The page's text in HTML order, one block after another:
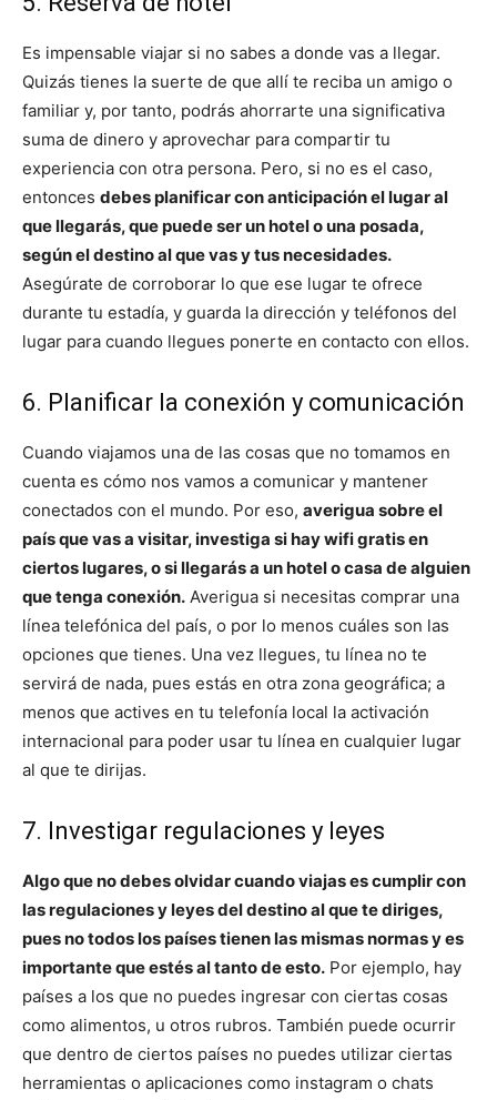
Es impensable viajar si no sabes a donde vas a llegar.
Quizás tienes la suerte de que allí te reciba un amigo o
familiar y, por tanto, podrás ahorrarte una significativa
suma de dinero y aprovechar para compartir tu
experiencia con otra persona. Pero, si no es el caso,
entonces debes planificar con anticipación el lugar al
que llegarás, que puede ser un hotel o una posada,
según el destino al que vas y tus necesidades.
Asegúrate de corroborar lo que ese lugar te ofrece
durante tu estadía, y guarda la dirección y teléfonos del
lugar para cuando llegues ponerte en contacto con ellos.
6. Planificar la conexión y comunicación
Cuando viajamos una de las cosas que no tomamos en
cuenta es cómo nos vamos a comunicar y mantener
conectados con el mundo. Por eso, averigua sobre el
país que vas a visitar, investiga si hay wifi gratis en
ciertos lugares, o si llegarás a un hotel o casa de alguien
que tenga conexión. Averigua si necesitas comprar una
línea telefónica del país, o por lo menos cuáles son las
opciones que tienes. Una vez llegues, tu línea no te
servirá de nada, pues estás en otra zona geográfica; a
menos que actives en tu telefonía local la activación
internacional para poder usar tu línea en cualquier lugar
al que te dirijas.
7. Investigar regulaciones y leyes
Algo que no debes olvidar cuando viajas es cumplir con
las regulaciones y leyes del destino al que te diriges,
pues no todos los países tienen las mismas normas y es
importante que estés al tanto de esto. Por ejemplo, hay
países a los que no puedes ingresar con ciertas cosas
como alimentos, u otros rubros. También puede ocurrir
que dentro de ciertos países no puedes utilizar ciertas
herramientas o aplicaciones como instagram o chats